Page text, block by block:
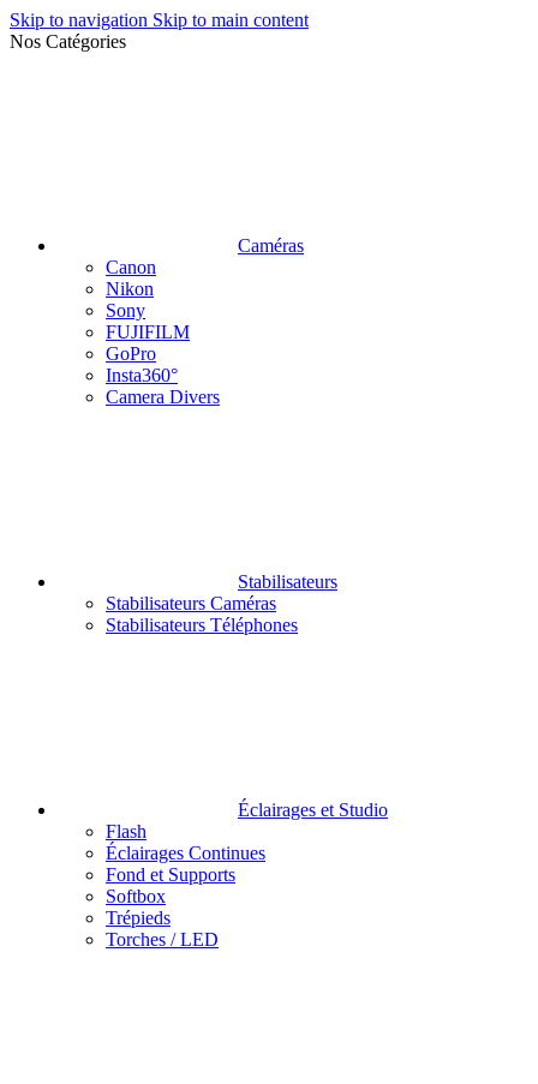
Skip to navigation Skip to main content
Nos Catégories
Caméras
Canon
Nikon
Sony
FUJIFILM
GoPro
Insta360°
Camera Divers
Stabilisateurs
Stabilisateurs Caméras
Stabilisateurs Téléphones
Éclairages et Studio
Flash
Éclairages Continues
Fond et Supports
Softbox
Trépieds
Torches / LED